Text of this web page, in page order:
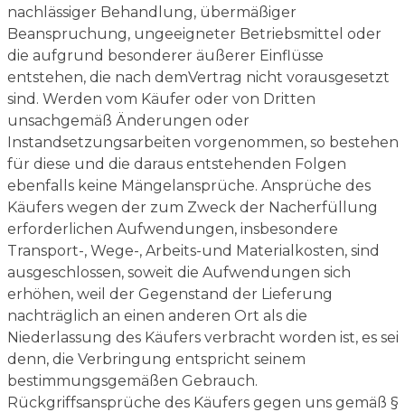
nachlässiger Behandlung, übermäßiger
Beanspruchung, ungeeigneter Betriebsmittel oder
die aufgrund besonderer äußerer Einflüsse
entstehen, die nach demVertrag nicht vorausgesetzt
sind. Werden vom Käufer oder von Dritten
unsachgemäß Änderungen oder
Instandsetzungsarbeiten vorgenommen, so bestehen
für diese und die daraus entstehenden Folgen
ebenfalls keine Mängelansprüche. Ansprüche des
Käufers wegen der zum Zweck der Nacherfüllung
erforderlichen Aufwendungen, insbesondere
Transport-, Wege-, Arbeits-und Materialkosten, sind
ausgeschlossen, soweit die Aufwendungen sich
erhöhen, weil der Gegenstand der Lieferung
nachträglich an einen anderen Ort als die
Niederlassung des Käufers verbracht worden ist, es sei
denn, die Verbringung entspricht seinem
bestimmungsgemäßen Gebrauch.
Rückgriffsansprüche des Käufers gegen uns gemäß §